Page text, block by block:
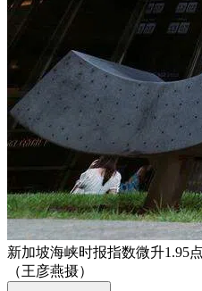
新加坡海峡时报指数微升1.95
（王彦燕摄）